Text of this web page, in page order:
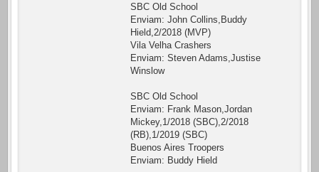
SBC Old School
Enviam: John Collins,Buddy
Hield,2/2018 (MVP)
Vila Velha Crashers
Enviam: Steven Adams,Justise
Winslow
SBC Old School
Enviam: Frank Mason,Jordan
Mickey,1/2018 (SBC),2/2018
(RB),1/2019 (SBC)
Buenos Aires Troopers
Enviam: Buddy Hield